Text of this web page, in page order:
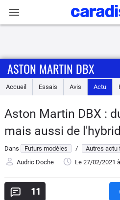
Accueil
Essais
Guide
d'achat
Electriques
ASTON MARTIN DBX
Accueil Essais Avis Actu
Aston Martin DBX :
mais aussi de
Dans Futurs modèles /
Autres actu
Audric Doche
Le 27/02/2021
11